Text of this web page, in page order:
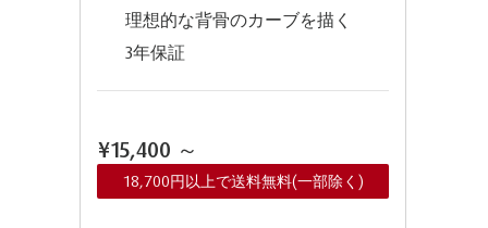
理想的な背骨のカーブを描く
3年保証
¥15,400 ～
18,700円以上で送料無料(一部除く)